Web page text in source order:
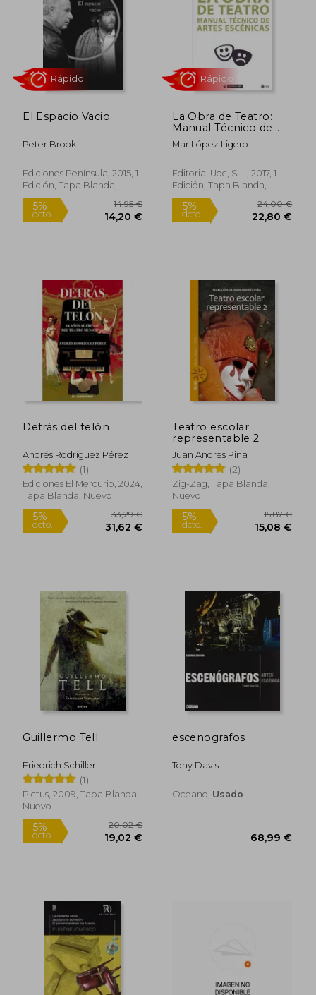
El Espacio Vacio
Peter Brook
Ediciones Península, 2015, 1
Edición, Tapa Blanda,
Nuevo
5%
dcto. 14,20 €
Rápido
La Obra de Teatro:
Manual Técnico de
Artes Escénicas
Mar López Ligero
Editorial Uoc, S.L., 2017, 1
Edición, Tapa Blanda,
Nuevo
5%
dcto.
Rápido
Detrás del telón
Andrés Rodríguez Pérez
(1)
Ediciones El Mercurio, 2024,
Tapa Blanda, Nuevo
5%
dcto.
33,29 €
31,62 €
Teatro escolar
representable 2
Juan Andres Piña
(2)
Zig-Zag, Tapa Blanda,
Nuevo
5%
dcto.
Guillermo Tell
Friedrich Schiller
(1)
Pictus, 2009, Tapa Blanda,
Nuevo
escenografos
Tony Davis
Oceano, Usado